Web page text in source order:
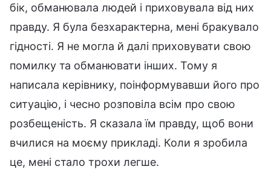
бік, обманювала людей і приховувала від них
правду. Я була безхарактерна, мені бракувало
гідності. Я не могла й далі приховувати свою
помилку та обманювати інших. Тому я
написала керівнику, поінформувавши його про
ситуацію, і чесно розповіла всім про свою
розбещеність. Я сказала їм правду, щоб вони
вчилися на моєму прикладі. Коли я зробила
це, мені стало трохи легше.